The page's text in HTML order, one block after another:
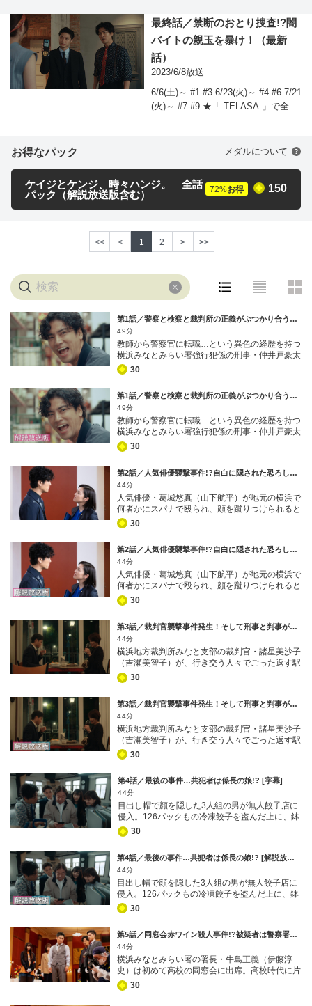
い《唯我独尊の判事（裁判官）》も参戦します！
キャスト
桐谷健太 比嘉愛未 磯村勇斗 中村アン 岡崎紗絵 長井短
西村元貴・古田新太・峯村リエ 奥貫薫・伊藤淳史 吉瀬美智
脚本：福田靖
チーフプロデューサー：黒田徹也（テレビ朝日）
プロデューサー：齋藤梨枝（テレビ朝日） 菊池誠（アズバーズ）
松野千鶴子（アズバーズ）
制作協力：アズバーズ
制作著作：テレビ朝日
最終話／禁断のおとり捜査!?闇
バイトの親玉を暴け！
（最新
話）
2023/6/8放送
6/6(土)～ #1-#3 6/23(火)～ #4-#6 7/21
(火)～ #7-#9 ★「 TELASA 」で全話
盗事件が発生。仲井戸豪太（桐谷健
犯行に及んだ3人組の男を次々と割り
い事実が判明する！ 3人は闇バイト
の募集サイトで集められた、互いに
かも、その指示役は「キング」と名
乗る人物――この1年の間に少なくと
も15件の強盗事件に関わり、警察が
マークし続けるも、未だ正体不明の
の正体を突き止めようと、送検され
た3人を必死に取り調べる検事たち。
了してしまう。
お得なパック メダルについて
ケイジとケンジ、時々ハンジ。 全話
パック（解説放送版含む）
72%お得 150
<< < 1 2 > >>
第1話／警察と検察と裁判所の正義がぶつかり合う！ [字幕]
49分
教師から警察官に転職…という異色の経歴を持つ
横浜みなとみらい署強行犯係の刑事・仲井戸豪太
（桐谷健太）は、高校生をワルの道へと誘う悪人
たちを根絶したいという信念のもと、情熱をたぎ
パトロール中の交番巡査・田口健介（湯江タケユ
キ）が不可解な事件現場に遭遇する。若い男がタ
クシーと接触しそうになりながら逃げ去った場所
で、別の男が後頭部から血を流し、意識不明状態
で倒れているのを発見したのだ！ 豪太、そして
アメリカ赴任から帰ってきたばかりの刑事・目黒
行。現場に落ちていた財布の中の免許証から、倒
れていた男は勝山康平（川島潤哉）だと判明す
る。そして財布には10万円近くの現金が残され
ており、強盗目的ではなさそうだ。だとしたら、
一体どういう事情で、何が起こったというのか？
30
第1話／警察と検察と裁判所の正義がぶつかり合う！ [解説放送] [字幕]
49分
教師から警察官に転職…という異色の経歴を持つ
横浜みなとみらい署強行犯係の刑事・仲井戸豪太
（桐谷健太）は、高校生をワルの道へと誘う悪人
たちを根絶したいという信念のもと、情熱をたぎ
パトロール中の交番巡査・田口健介（湯江タケユ
キ）が不可解な事件現場に遭遇する。若い男がタ
クシーと接触しそうになりながら逃げ去った場所
で、別の男が後頭部から血を流し、意識不明状態
で倒れているのを発見したのだ！ 豪太、そして
元気（磯村勇斗）ら強行犯係の面々は現場へ急
行。現場に落ちていた財布の中の免許証から、倒
れていた男は勝山康平（川島潤哉）だと判明す
る。そして財布には10万円近くの現金が残され
ており、強盗目的ではなさそうだ。だとしたら、
一体どういう事情で、何が起こったというのか？
30
第2話／人気俳優襲撃事件!?自白に隠された恐ろしい犯罪を暴け！ [字幕]
44分
人気俳優・葛城悠真（山下航平）が地元の横浜で
何者かにスパナで殴られ、顔を蹴りつけられると
いう傷害事件が発生した。このニュースに世間は
大騒ぎ。横浜みなとみらい署の署長・牛島正義
犯係の面々に必ず犯人を検挙するよう発破を掛け
る。とはいえ、事件現場の防犯カメラに映ってい
た犯人はパーカーのフードを被っている上に、サ
ングラスとマスクを着用しており、顔は判別でき
ない状態…。豪太と目黒元気（磯村勇斗）が入院
中の葛城に事件当時の話を聞くと、葛城自身も犯
早々に急展開を迎える。なんと、すぐに犯人と同
じ柄のパーカーを着た人物が見つかったのだ！
その人物は、超人気俳優・屋敷マモル（楽駆）と
同じ事務所に所属する落ち目の俳優・田中克也
（橋本淳）。事務所の社長・木崎陽子（千葉雅
役で出演するため、3週間前に撮影に参加。葛城
と同じシーンの出番はなかったというが…。
30
第2話／人気俳優襲撃事件!?自白に隠された恐ろしい犯罪を暴け！ [解説放送] [字幕]
44分
人気俳優・葛城悠真（山下航平）が地元の横浜で
何者かにスパナで殴られ、顔を蹴りつけられると
いう傷害事件が発生した。このニュースに世間は
大騒ぎ。横浜みなとみらい署の署長・牛島正義
犯係の面々に必ず犯人を検挙するよう発破を掛け
る。とはいえ、事件現場の防犯カメラに映ってい
た犯人はパーカーのフードを被っている上に、サ
ングラスとマスクを着用しており、顔は判別でき
ない状態…。豪太と目黒元気（磯村勇斗）が入院
中の葛城に事件当時の話を聞くと、葛城自身も犯
早々に急展開を迎える。なんと、すぐに犯人と同
じ柄のパーカーを着た人物が見つかったのだ！
その人物は、超人気俳優・屋敷マモル（楽駆）と
同じ事務所に所属する落ち目の俳優・田中克也
（橋本淳）。事務所の社長・木崎陽子（千葉雅
役で出演するため、3週間前に撮影に参加。葛城
と同じシーンの出番はなかったというが…。
30
第3話／裁判官襲撃事件発生！そして刑事と判事が急接近…!? [字幕]
44分
横浜地方裁判所みなと支部の裁判官・諸星美沙子
（吉瀬美智子）が、行き交う人々でごった返す駅
近くの街路で、腕を切りつけられた！ 裁判官襲
撃という由々しき事態を受け、横浜みなとみらい
横浜地方検察庁みなと支部の検事・二階堂俊介
（北村有起哉）が指揮を執り、仲井戸豪太（桐谷
健太）ら強行犯係の刑事たちと共に捜査に乗り出
す。 ところが…なにせ襲われたのは人混みの
中。犯人の割り出しは容易ではない。そもそも通
犯行なのか――その特定すらままならない状況
だ。そんな中、強行犯係は美沙子がかつて担当し
た裁判の公判記録を精査。傷害致死の罪で服役
し、2週間前に出所したばかりの秋葉浩二（松川
尚瑠輝）に疑惑の目を向ける。というのも秋葉
は、実刑判決を下した美沙子に憤慨し、法廷で暴
イがなかったからだ！ 「必ず吐かせてみせる」
と意気込み、秋葉の取り調べを開始する豪太。し
かし、美沙子は冷静に、秋葉＝犯人と絞り込むに
は証拠がなさすぎると判断。実際、捜査は難航を
極めてしまい…。
30
第3話／裁判官襲撃事件発生！そして刑事と判事が急接近…!? [解説放送] [字幕]
44分
横浜地方裁判所みなと支部の裁判官・諸星美沙子
（吉瀬美智子）が、行き交う人々でごった返す駅
近くの街路で、腕を切りつけられた！ 裁判官襲
撃という由々しき事態を受け、横浜みなとみらい
横浜地方検察庁みなと支部の検事・二階堂俊介
（北村有起哉）が指揮を執り、仲井戸豪太（桐谷
健太）ら強行犯係の刑事たちと共に捜査に乗り出
す。 ところが…なにせ襲われたのは人混みの
中。犯人の割り出しは容易ではない。そもそも通
り魔による犯行なのか、最初から美沙子を狙った
だ。そんな中、強行犯係は美沙子がかつて担当し
た裁判の公判記録を精査。傷害致死の罪で服役
し、2週間前に出所したばかりの秋葉浩二（松川
尚瑠輝）に疑惑の目を向ける。というのも秋葉
は、実刑判決を下した美沙子に憤慨し、法廷で暴
イがなかったからだ！ 「必ず吐かせてみせる」
と意気込み、秋葉の取り調べを開始する豪太。し
かし、美沙子は冷静に、秋葉＝犯人と絞り込むに
は証拠がなさすぎると判断。実際、捜査は難航を
極めてしまい…。
30
第4話／最後の事件…共犯者は係長の娘!? [字幕]
44分
目出し帽で顔を隠した3人組の男が無人餃子店に
侵入。126パックもの冷凍餃子を盗んだ上に、鉢
合わせになった女性を突き飛ばして逃走した。捜
査を開始した仲井戸豪太（桐谷健太）ら横浜みな
リマアプリに出品されているのを発見。出品者が
大学生・三鷹蒼（濱田龍臣）であることを突き止
める。 ところが、豪太と目黒元気（磯村勇斗）
が事情聴取をすると、三鷹は「きっとアカウント
を乗っ取られたんだ」と主張し、窃盗傷害事件へ
も、以前バイト先で知り合った女子高生とボイス
チャットをしながら、ソーシャルゲームをしてい
たという。しかも、この証言を受け、強行犯係の
係長・江戸一（古田新太）の顔色が一変する！
なんと、女子高生はほかでもない…最近何かと反
抗的な我が子・陽葵（飯沼愛）だったのだ!!
30
第4話／最後の事件…共犯者は係長の娘!? [解説放送] [字幕]
44分
目出し帽で顔を隠した3人組の男が無人餃子店に
侵入。126パックもの冷凍餃子を盗んだ上に、鉢
合わせになった女性を突き飛ばして逃走した。捜
査を開始した仲井戸豪太（桐谷健太）ら横浜みな
リマアプリに出品されているのを発見。出品者が
大学生・三鷹蒼（濱田龍臣）であることを突き止
める。 ところが、豪太と目黒元気（磯村勇斗）
が事情聴取をすると、三鷹は「きっとアカウント
を乗っ取られたんだ」と主張し、窃盗傷害事件へ
の関与も、餃子の出品も否認。事件があった時刻
30
第5話／同窓会赤ワイン殺人事件!?被疑者は警察署長！ [字幕]
44分
横浜みなとみらい署の署長・牛島正義（伊藤淳
史）は初めて高校の同窓会に出席。高校時代に片
想いをしていた同級生・城山由希子（黒川智花）
と久々に再会を果たす。相変わらず可憐で清楚な
30